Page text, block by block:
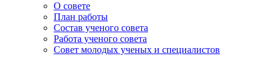
О совете
План работы
Состав ученого совета
Работа ученого совета
Совет молодых ученых и специалистов